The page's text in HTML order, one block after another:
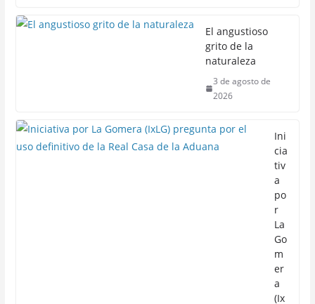
El angustioso
grito de la
naturaleza
3 de agosto de
2026
Ini
cia
tiv
a
po
r
La
Go
m
er
a
(Ix